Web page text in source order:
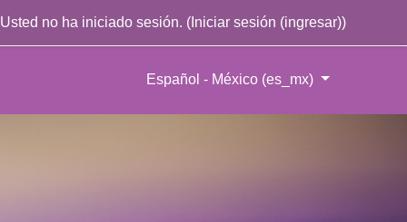
Usted no ha iniciado sesión. ( Iniciar sesión (ingresar))
Español - México ‎(es_mx)‎